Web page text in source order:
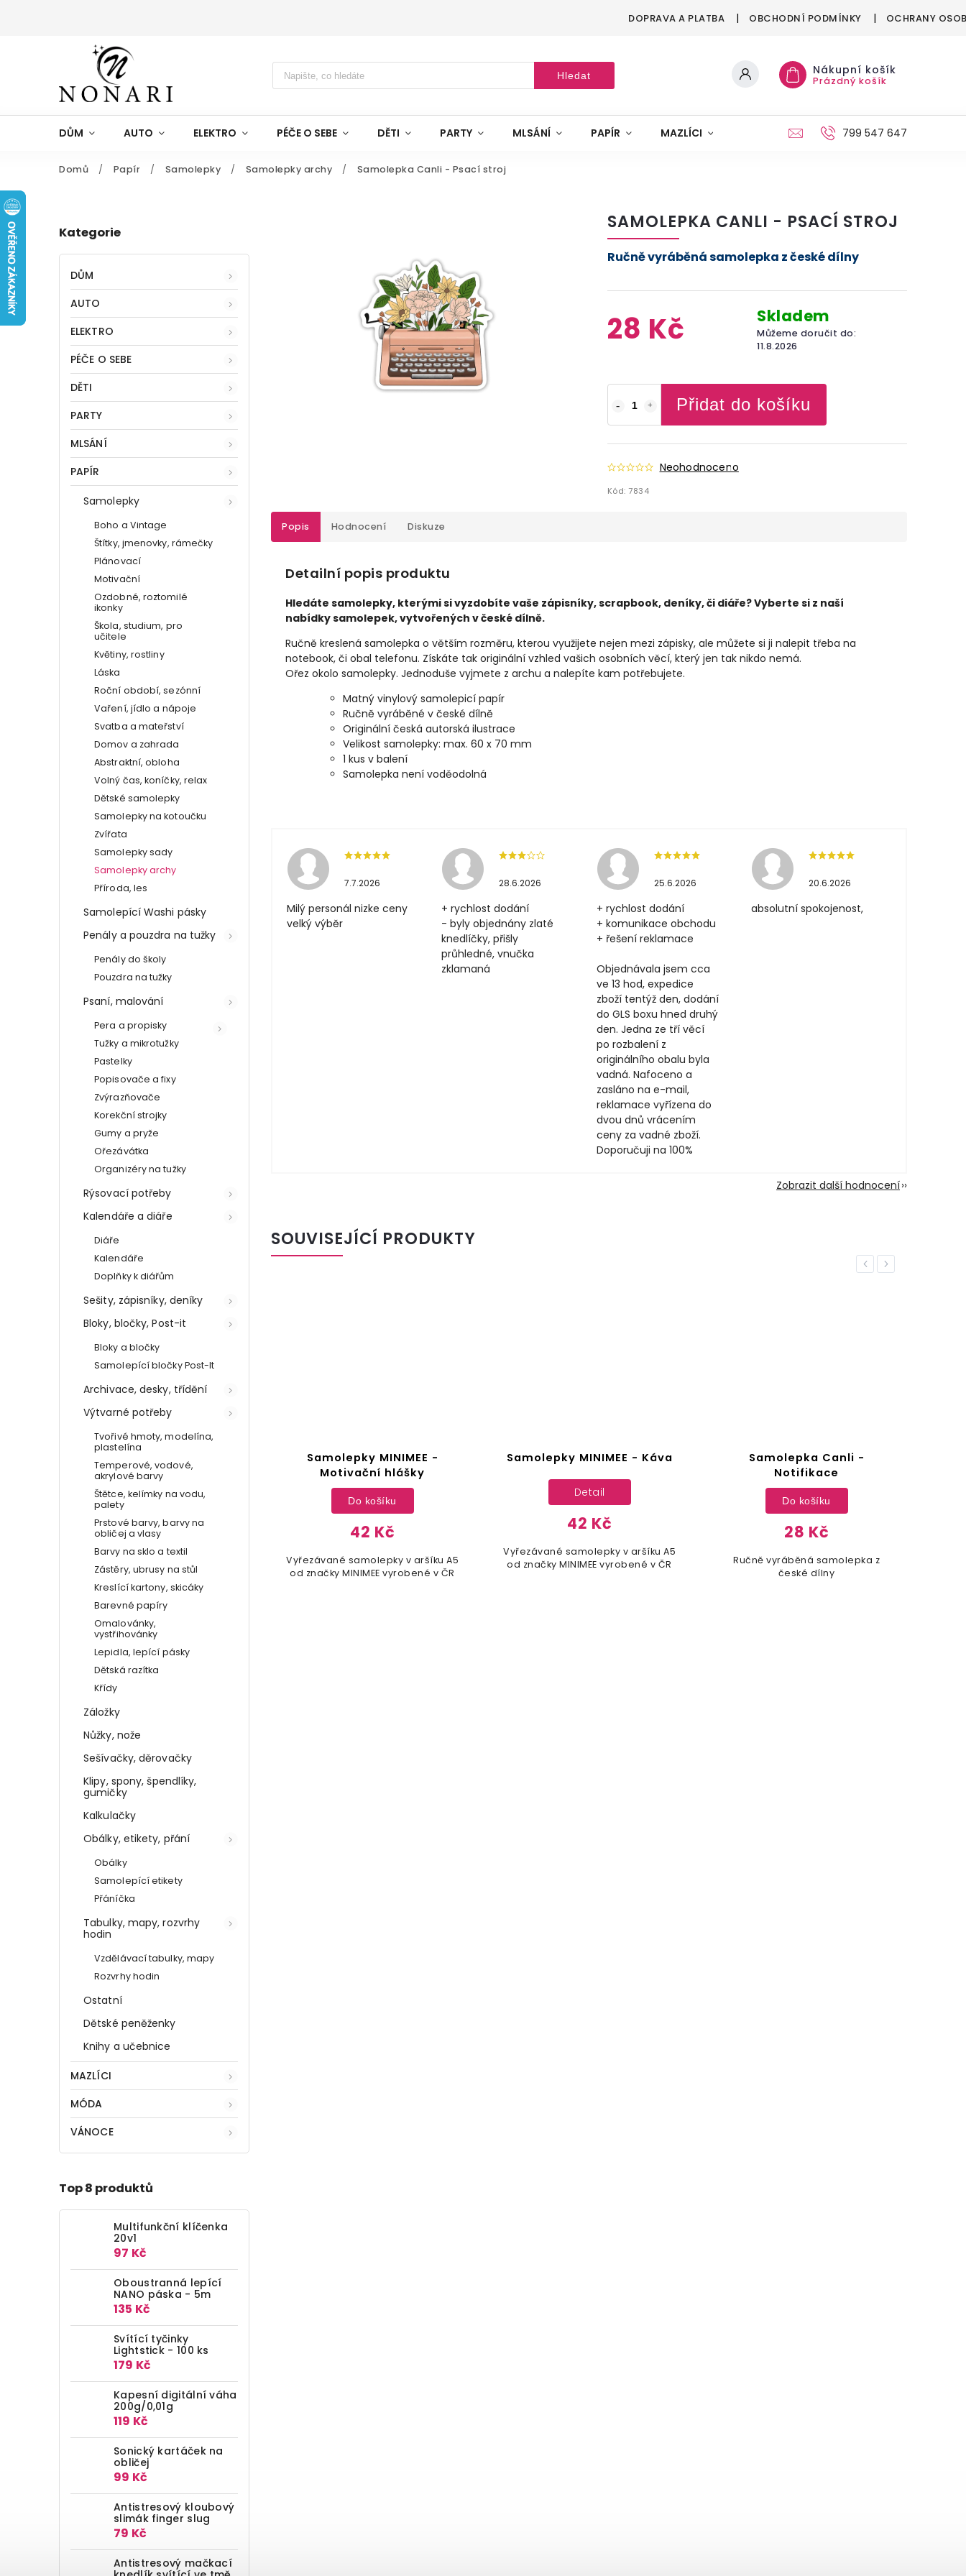
DOPRAVA A PLATBA OBCHODNÍ PODMÍNKY OCHRANY
Hledat Nákupní košík
Prázdný košík
DŮM AUTO ELEKTRO PÉČE O SEBE DĚTI PARTY MLSÁNÍ PAPÍR MAZLÍCI VÁNOCE799 547 647
Domů / Papír / Samolepky / Samolepky archy / Samolepka Canli - Psací stroj
Kategorie
DŮM
AUTO
ELEKTRO
PÉČE O SEBE
DĚTI
PARTY
MLSÁNÍ
PAPÍR
Samolepky
Boho a Vintage
Štítky, jmenovky, rámečky
Plánovací
Motivační
Ozdobné, roztomilé
ikonky
Škola, studium, pro
učitele
Květiny, rostliny
Láska
Roční období, sezónní
Vaření, jídlo a nápoje
Svatba a mateřství
Domov a zahrada
Abstraktní, obloha
Volný čas, koníčky, relax
Dětské samolepky
Samolepky na kotoučku
Zvířata
Samolepky sady
Samolepky archy
Příroda, les
Samolepící Washi pásky
Penály a pouzdra na tužky
Penály do školy
Pouzdra na tužky
Psaní, malování
Pera a propisky
Tužky a mikrotužky
Pastelky
Popisovače a fixy
Zvýrazňovače
Korekční strojky
Gumy a pryže
Ořezávátka
Organizéry na tužky
Rýsovací potřeby
Kalendáře a diáře
Diáře
Kalendáře
Doplňky k diářům
Sešity, zápisníky, deníky
Bloky, bločky, Post-it
Bloky a bločky
Samolepící bločky Post-It
Archivace, desky, třídění
Výtvarné potřeby
Tvořivé hmoty, modelína,
plastelína
Temperové, vodové,
akrylové barvy
Štětce, kelímky na vodu,
palety
Prstové barvy, barvy na
obličej a vlasy
Barvy na sklo a textil
Zástěry, ubrusy na stůl
Kreslící kartony, skicáky
Barevné papíry
Omalovánky,
vystřihovánky
Lepidla, lepící pásky
Dětská razítka
Křídy
Záložky
Nůžky, nože
Sešívačky, děrovačky
Klipy, spony, špendlíky,
gumičky
Kalkulačky
Obálky, etikety, přání
Obálky
Samolepící etikety
Přáníčka
Tabulky, mapy, rozvrhy
hodin
Vzdělávací tabulky, mapy
Rozvrhy hodin
Ostatní
Dětské peněženky
Knihy a učebnice
MAZLÍCI
MÓDA
VÁNOCE
Top 8 produktů
Multifunkční klíčenka
20v1
97 Kč
Oboustranná lepící
NANO páska - 5m
135 Kč
Svítící tyčinky
Lightstick - 100 ks
179 Kč
Kapesní digitální váha
200g/0,01g
119 Kč
Sonický kartáček na
obličej
99 Kč
Antistresový kloubový
slimák finger slug
79 Kč
Antistresový mačkací
SAMOLEPKA CANLI - PSACÍ STROJ
28 Kč Skladem
Můžeme doručit do:
11.8.2026
Přidat do košíku
Neohodnoceno
Kód: 7834
Ručně vyráběná samolepka z české dílny
Popis Hodnocení Diskuze
Detailní popis produktu
Hledáte samolepky, kterými si vyzdobíte vaše zápisníky, scrapbook, deníky, či diáře? Vyberte si z naší
nabídky samolepek, vytvořených v české dílně.
Ručně kreslená samolepka o větším rozměru, kterou využijete nejen mezi zápisky, ale můžete si ji nalepit třeba na
notebook, či obal telefonu. Získáte tak originální vzhled vašich osobních věcí, který jen tak nikdo nemá.
Ořez okolo samolepky. Jednoduše vyjmete z archu a nalepíte kam potřebujete.
Matný vinylový samolepicí papír
Ručně vyráběné v české dílně
Originální česká autorská ilustrace
Velikost samolepky: max. 60 x 70 mm
1 kus v balení
Samolepka není voděodolná
7.7.2026
Milý personál nizke ceny
velký výběr
28.6.2026
+ rychlost dodání
- byly objednány zlaté
knedlíčky, přišly
průhledné, vnučka
zklamaná
25.6.2026
+ rychlost dodání
+ komunikace obchodu
+ řešení reklamace
Objednávala jsem cca
ve 13 hod, expedice
zboží tentýž den, dodání
do GLS boxu hned druhý
den. Jedna ze tří věcí
po rozbalení z
originálního obalu byla
vadná. Nafoceno a
zasláno na e-mail,
reklamace vyřízena do
dvou dnů vrácením
ceny za vadné zboží.
Doporučuji na 100%
20.6.2026
absolutní spokojenost,
Zobrazit další hodnocení
SOUVISEJÍCÍ PRODUKTY
Previous
Samolepky Canli - Ikonky
do diáře (A6)
42 Kč
Do košíku
Ručně vyráběné samolepky z
české dílny na archu A6
Samolepky MINIMEE -
Motivační hlášky
42 Kč
Do košíku
Vyřezávané samolepky v aršíku A5
od značky MINIMEE vyrobené v ČR
Samolepky MINIMEE - Káva
42 Kč
Detail
Vyřezávané samolepky v aršíku A5
od značky MINIMEE vyrobené v ČR
Samolepka Canli -
Notifikace
28 Kč
Do košíku
Ručně vyráběná samolepka z
české dílny
Next